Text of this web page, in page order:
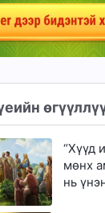
“Хүүд
мөнх
нь